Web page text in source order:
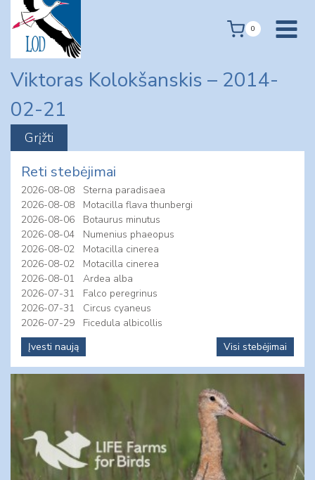
content
0
Viktoras Kolokšanskis – 2014-
02-21
Reti stebėjimai
2026-08-08
Sterna paradisaea
2026-08-08
Motacilla flava thunbergi
2026-08-06
Botaurus minutus
2026-08-04
Numenius phaeopus
2026-08-02
Motacilla cinerea
2026-08-02
Motacilla cinerea
2026-08-01
Ardea alba
2026-07-31
Falco peregrinus
2026-07-31
Circus cyaneus
2026-07-29
Ficedula albicollis
Įvesti naują
Visi stebėjimai